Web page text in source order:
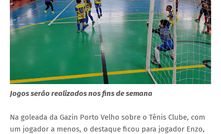
Jogos serão realizados nos fins de semana
Na goleada da Gazin Porto Velho sobre o Tênis Clube, com
um jogador a menos, o destaque ficou para jogador Enzo,